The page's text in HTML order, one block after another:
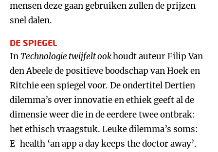
mensen deze gaan gebruiken zullen de prijzen
snel dalen.
DE SPIEGEL
In Technologie twijfelt ookhoudt auteur Filip Van
den Abeele de positieve boodschap van Hoek en
Ritchie een spiegel voor. De ondertitel Dertien
dilemma’s over innovatie en ethiek geeft al de
dimensie weer die in de eerdere twee ontbrak:
het ethisch vraagstuk. Leuke dilemma’s soms:
E-health ‘an app a day keeps the doctor away’.